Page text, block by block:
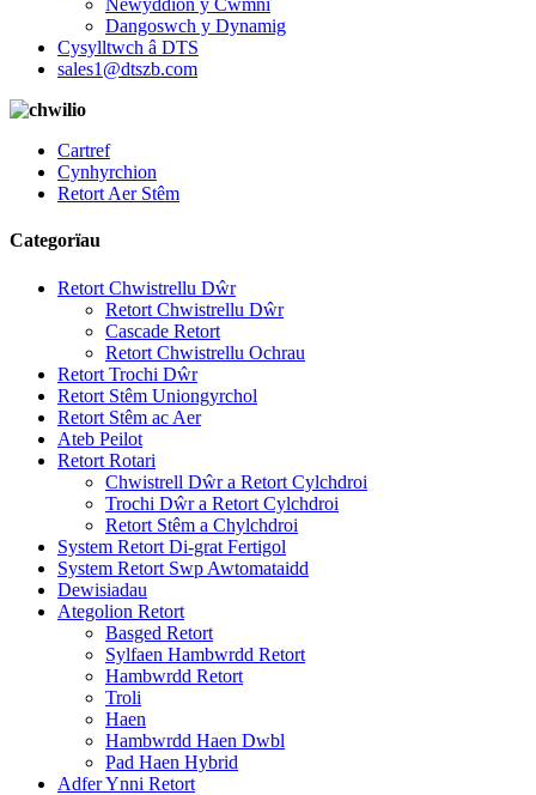
Newyddion y Cwmni
Dangoswch y Dynamig
Cysylltwch â DTS
sales1@dtszb.com
Cartref
Cynhyrchion
Retort Aer Stêm
Categorïau
Retort Chwistrellu Dŵr
Retort Chwistrellu Dŵr
Cascade Retort
Retort Chwistrellu Ochrau
Retort Trochi Dŵr
Retort Stêm Uniongyrchol
Retort Stêm ac Aer
Ateb Peilot
Retort Rotari
Chwistrell Dŵr a Retort Cylchdroi
Trochi Dŵr a Retort Cylchdroi
Retort Stêm a Chylchdroi
System Retort Di-grat Fertigol
System Retort Swp Awtomataidd
Dewisiadau
Ategolion Retort
Basged Retort
Sylfaen Hambwrdd Retort
Hambwrdd Retort
Troli
Haen
Hambwrdd Haen Dwbl
Pad Haen Hybrid
Adfer Ynni Retort